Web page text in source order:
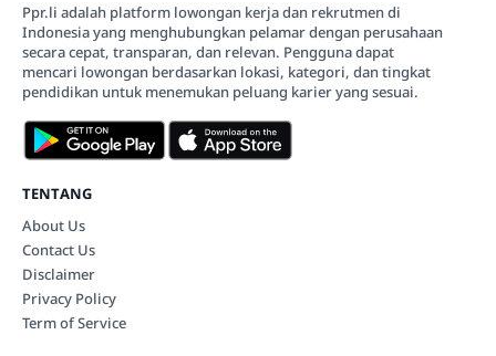
Ppr.li adalah platform lowongan kerja dan rekrutmen di
Indonesia yang menghubungkan pelamar dengan perusahaan
secara cepat, transparan, dan relevan. Pengguna dapat
mencari lowongan berdasarkan lokasi, kategori, dan tingkat
pendidikan untuk menemukan peluang karier yang sesuai.
TENTANG
About Us
Contact Us
Disclaimer
Privacy Policy
Term of Service